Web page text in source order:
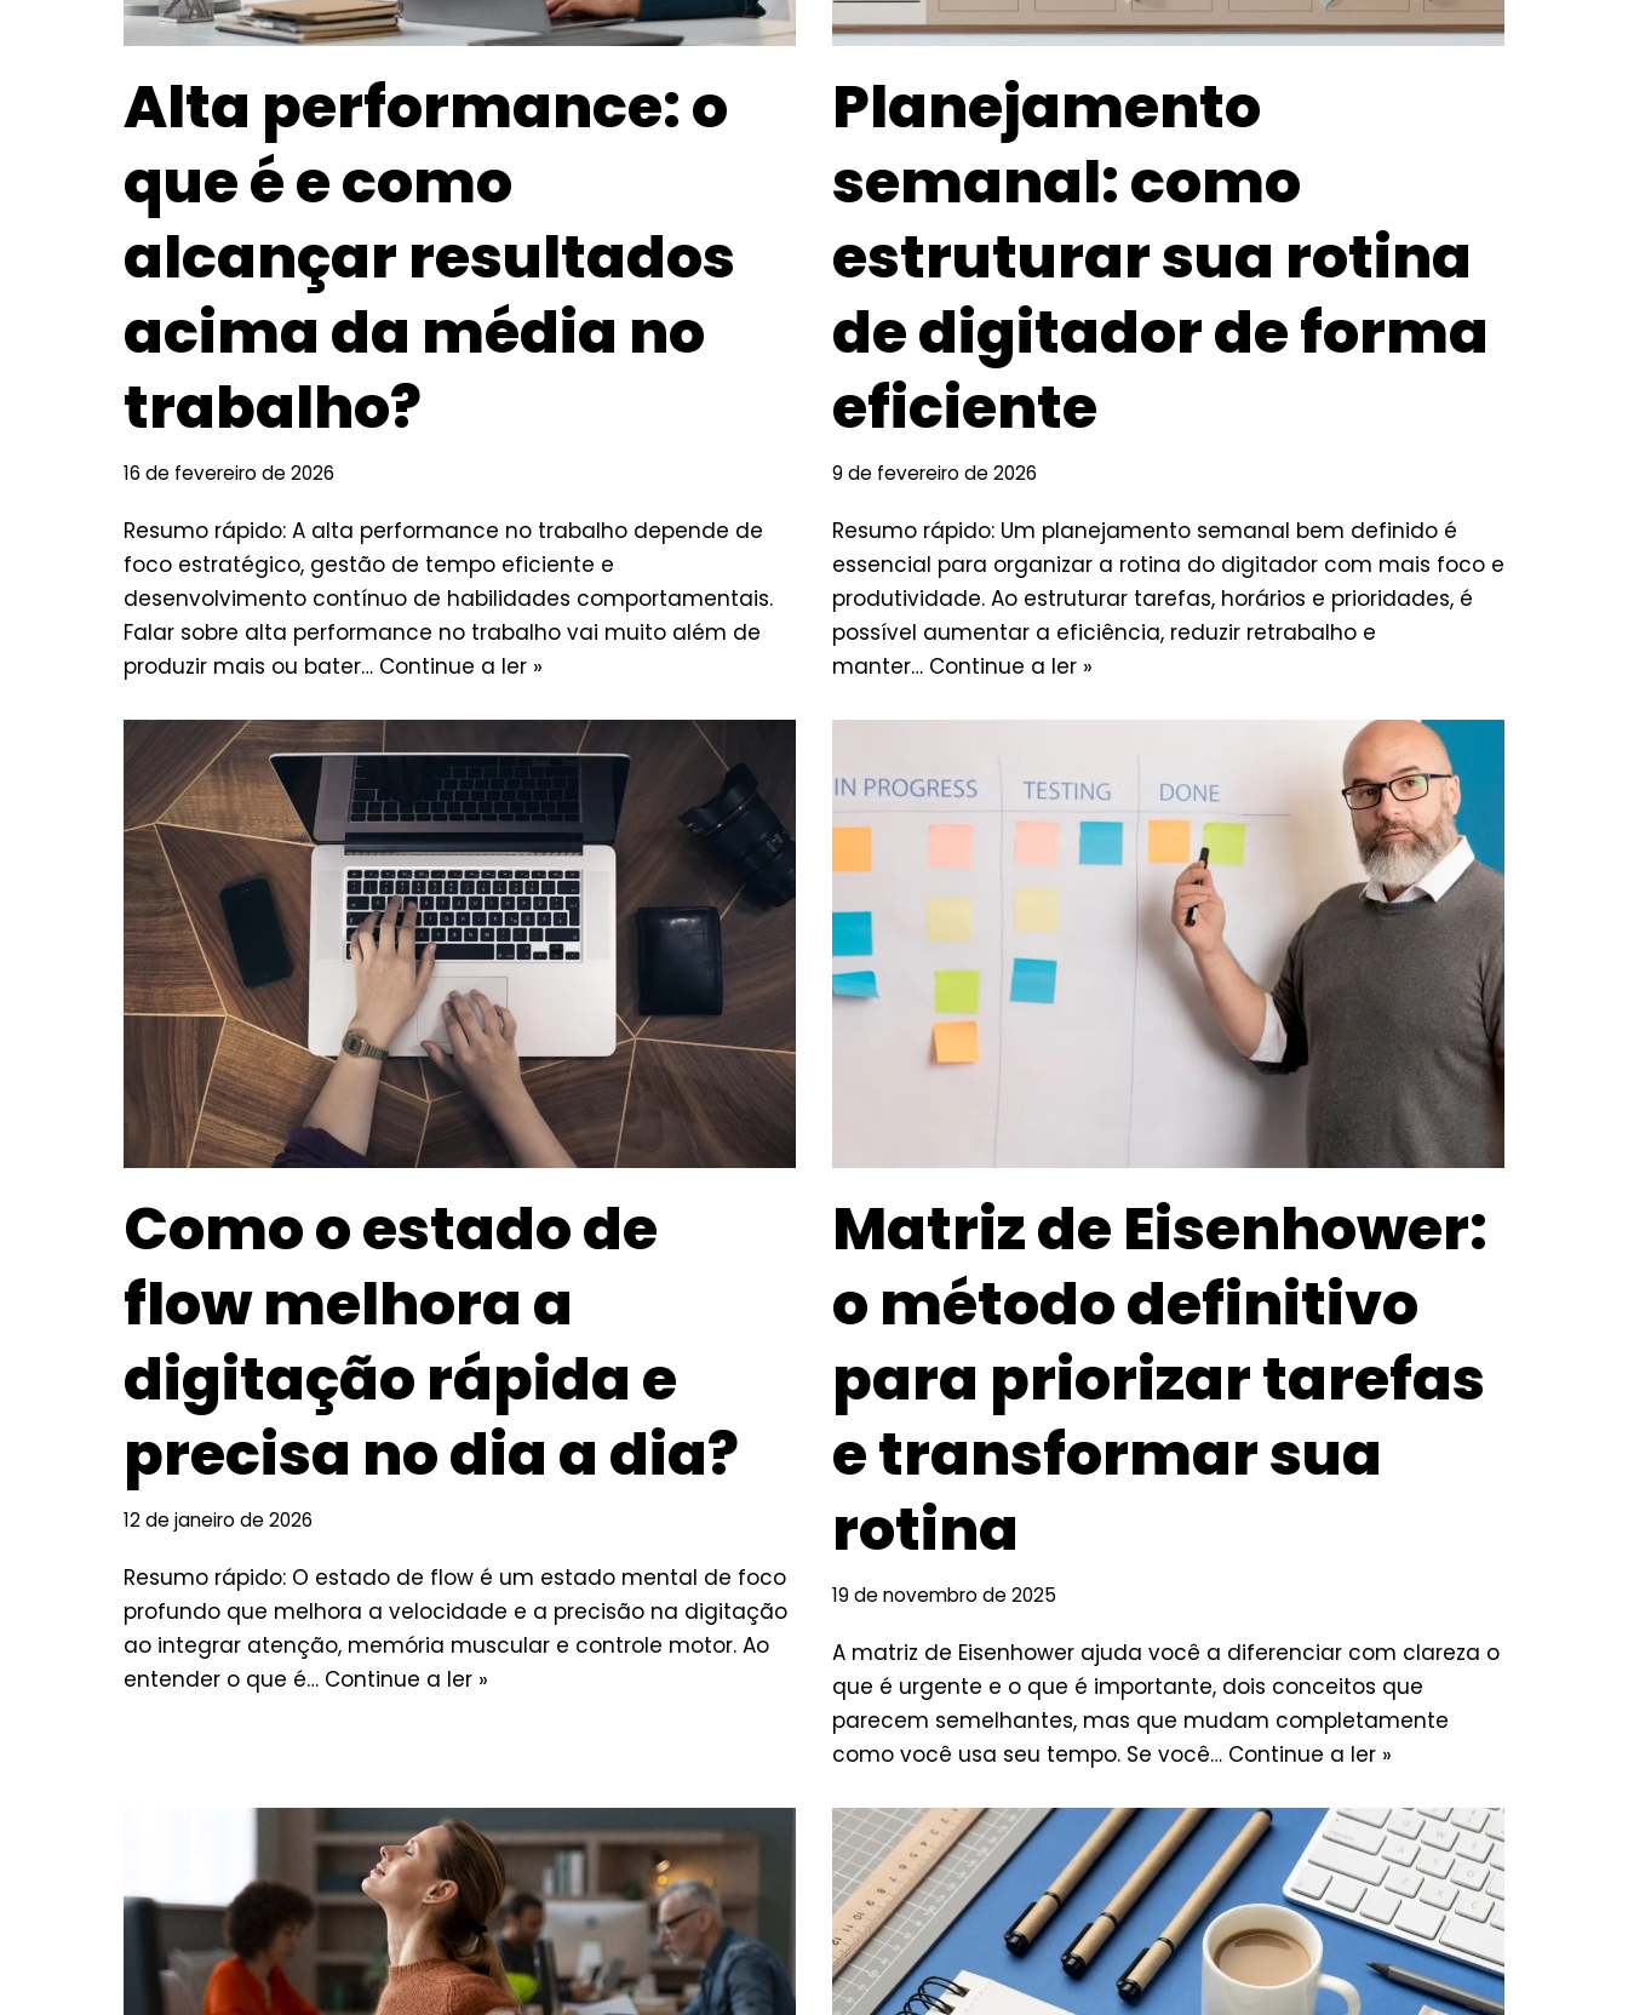
Alta performance: o
que é e como
alcançar resultados
acima da média no
trabalho?
16 de fevereiro de 2026
Resumo rápido: A alta performance no trabalho depende de
foco estratégico, gestão de tempo eficiente e
desenvolvimento contínuo de habilidades comportamentais.
Falar sobre alta performance no trabalho vai muito além de
produzir mais ou bater… Continue a ler »
Planejamento
semanal: como
estruturar sua rotina
de digitador de forma
eficiente
9 de fevereiro de 2026
Resumo rápido: Um planejamento semanal bem definido é
essencial para organizar a rotina do digitador com mais foco e
produtividade. Ao estruturar tarefas, horários e prioridades, é
possível aumentar a eficiência, reduzir retrabalho e
manter… Continue a ler »
Como o estado de
flow melhora a
digitação rápida e
precisa no dia a dia?
12 de janeiro de 2026
Resumo rápido: O estado de flow é um estado mental de foco
profundo que melhora a velocidade e a precisão na digitação
ao integrar atenção, memória muscular e controle motor. Ao
entender o que é… Continue a ler »
Matriz de Eisenhower:
o método definitivo
para priorizar tarefas
e transformar sua
rotina
19 de novembro de 2025
A matriz de Eisenhower ajuda você a diferenciar com clareza o
que é urgente e o que é importante, dois conceitos que
parecem semelhantes, mas que mudam completamente
como você usa seu tempo. Se você… Continue a ler »